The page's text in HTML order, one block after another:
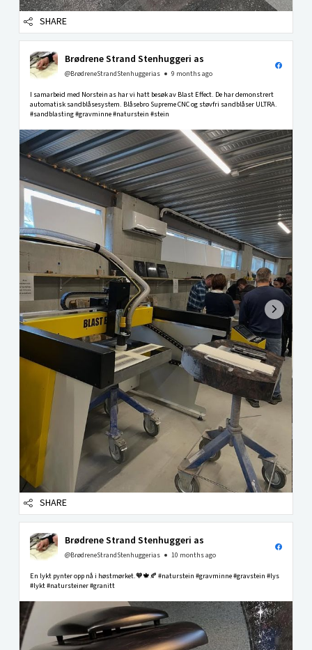
SHARE
Brødrene Strand Stenhuggeri as
@BrødreneStrandStenhuggerias 9 months ago
I samarbeid med Norstein as har vi hatt besøk av Blast Effect. De har demonstrert
automatisk sandblåsesystem. Blåsebro Supreme CNC og støvfri sandblåser ULTRA.
#sandblasting #gravminne #naturstein #stein
SHARE
Brødrene Strand Stenhuggeri as
@BrødreneStrandStenhuggerias 10 months ago
En lykt pynter opp nå i høstmørket.🧡🍁🍂 #naturstein #gravminne #gravstein #lys
#lykt #natursteiner #granitt